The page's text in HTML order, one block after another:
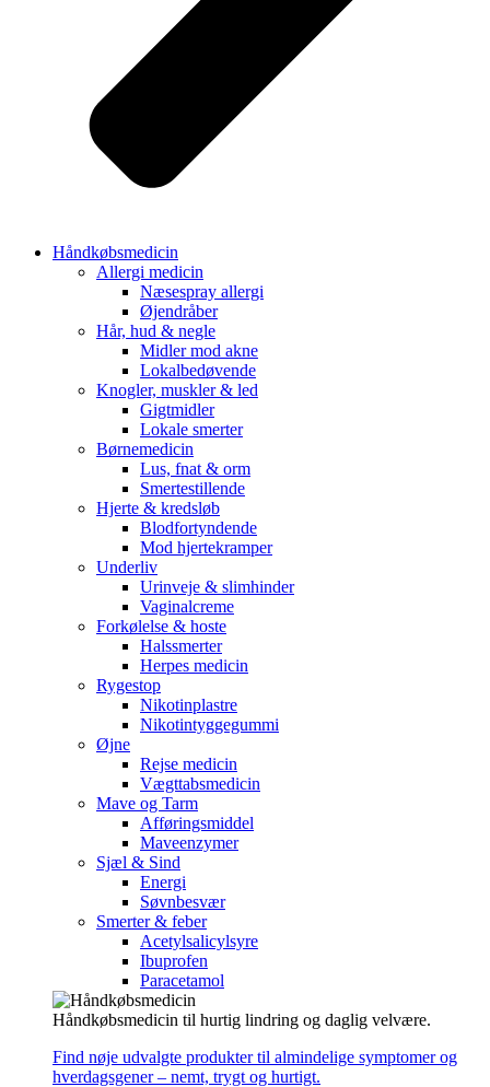
Håndkøbsmedicin
Allergi medicin
Næsespray allergi
Øjendråber
Hår, hud & negle
Midler mod akne
Lokalbedøvende
Knogler, muskler & led
Gigtmidler
Lokale smerter
Børnemedicin
Lus, fnat & orm
Smertestillende
Hjerte & kredsløb
Blodfortyndende
Mod hjertekramper
Underliv
Urinveje & slimhinder
Vaginalcreme
Forkølelse & hoste
Halssmerter
Herpes medicin
Rygestop
Nikotinplastre
Nikotintyggegummi
Øjne
Rejse medicin
Vægttabsmedicin
Mave og Tarm
Afføringsmiddel
Maveenzymer
Sjæl & Sind
Energi
Søvnbesvær
Smerter & feber
Acetylsalicylsyre
Ibuprofen
Paracetamol
Håndkøbsmedicin til hurtig lindring og daglig velvære.
Find nøje udvalgte produkter til almindelige symptomer og
hverdagsgener – nemt, trygt og hurtigt.